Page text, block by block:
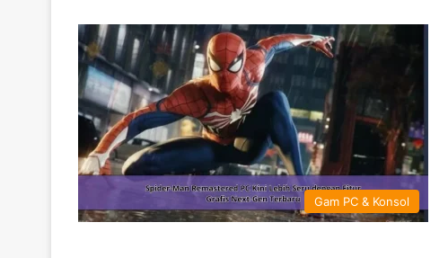
Gam PC & Konsol